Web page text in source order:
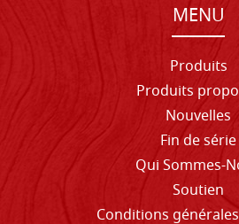
MENU
Produits
Produits
Nouvelles
Fin de série
Qui Sommes-
Soutien
Conditions